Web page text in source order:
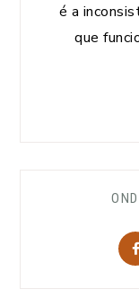
é a
que